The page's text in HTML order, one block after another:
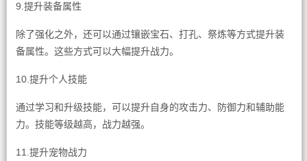
9.提升装备属性
除了强化之外，还可以通过镶嵌宝石、打孔、祭炼等方式提升装
备属性。这些方式可以大幅提升战力。
10.提升个人技能
通过学习和升级技能，可以提升自身的攻击力、防御力和辅助能
力。技能等级越高，战力越强。
11.提升宠物战力